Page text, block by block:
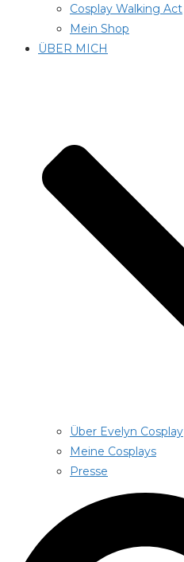
Cosplay Walking Act
Mein Shop
ÜBER MICH
Über Evelyn Cosplay
Meine Cosplays
Presse